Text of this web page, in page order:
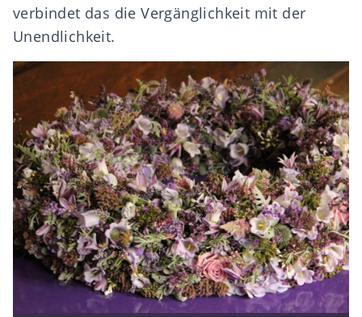
verbindet das die Vergänglichkeit mit der
Unendlichkeit.